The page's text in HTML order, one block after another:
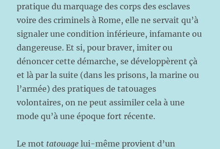
pratique du marquage des corps des esclaves
voire des criminels à Rome, elle ne servait qu’à
signaler une condition inférieure, infamante ou
dangereuse. Et si, pour braver, imiter ou
dénoncer cette démarche, se développèrent çà
et là par la suite (dans les prisons, la marine ou
l’armée) des pratiques de tatouages
volontaires, on ne peut assimiler cela à une
mode qu’à une époque fort récente.
Le mot tatouage lui-même provient d’un